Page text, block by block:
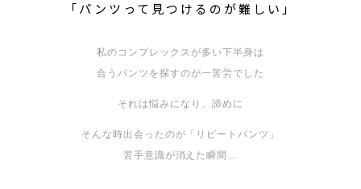
「パンツって見つけるのが難しい」
私のコンプレックスが多い下半身は
合うパンツを探すのが一苦労でした
それは悩みになり、諦めに
そんな時出会ったのが「リピートパンツ」
苦手意識が消えた瞬間…